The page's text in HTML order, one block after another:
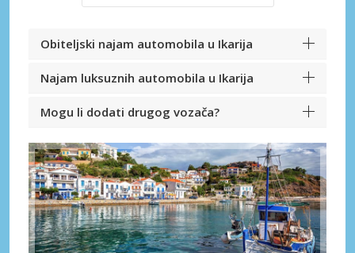
Obiteljski najam automobila u Ikarija
Najam luksuznih automobila u Ikarija
Mogu li dodati drugog vozača?